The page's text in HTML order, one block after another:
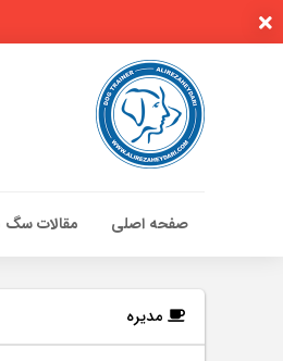
صفحه اصلی مقالات سگ
مقالات سگ ها
مدیره